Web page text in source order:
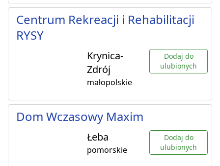
Centrum Rekreacji i Rehabilitacji
RYSY
Krynica-
Zdrój
małopolskie
Dodaj do
ulubionych
Dom Wczasowy Maxim
Łeba
pomorskie
Dodaj do
ulubionych